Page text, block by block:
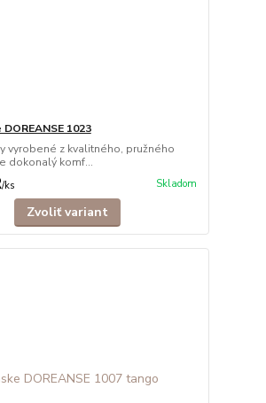
1023
vyrobené z kvalitného, pružného
dokonalý komf...
/ks Skladom
Zvoliť variant